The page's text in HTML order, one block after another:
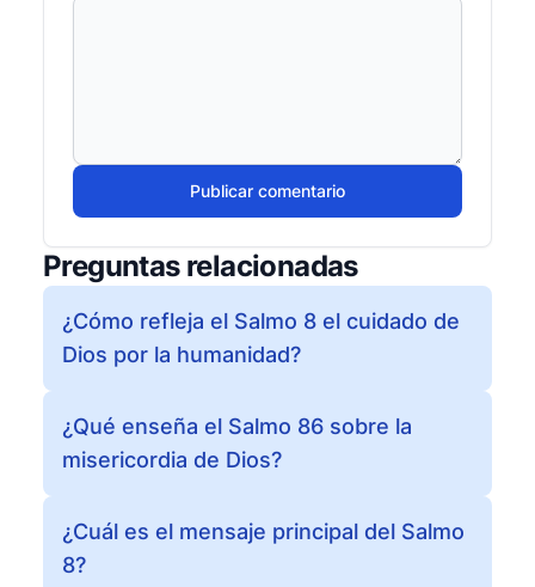
Publicar comentario
Preguntas relacionadas
¿Cómo refleja el Salmo 8 el cuidado de
Dios por la humanidad?
¿Qué enseña el Salmo 86 sobre la
misericordia de Dios?
¿Cuál es el mensaje principal del Salmo
8?